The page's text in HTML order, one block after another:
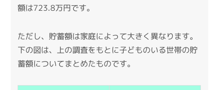
額は723.8万円です。
ただし、貯蓄額は家庭によって大きく異なります。
下の図は、上の調査をもとに子どものいる世帯の貯
蓄額についてまとめたものです。